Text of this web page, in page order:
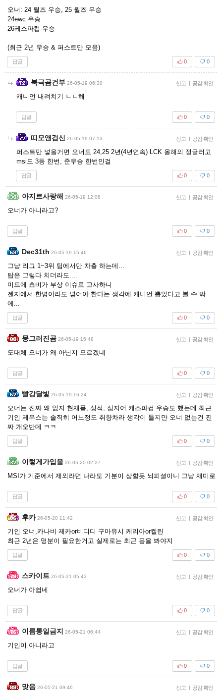
오너: 24 월즈 우승, 25 월즈 우승
24ewc 우승
26케스파컵 우승
(최근 2년 우승 & 퍼스트만 모음)
답글 0
0
북극곰건부 26-05-19 06:30 신고 | 공감 확인
캐니언 내려치기 ㄴㄴ해
답글 0
0
띠모앤검신 26-05-19 07:13 신고 | 공감 확인
퍼스트만 넣을거면 오너도 24,25 2년(4년연속) LCK 올해의 정글러고
msi도 3등 한번, 준우승 한번인걸
답글 0
0
아지르사랑해 26-05-19 12:08 신고 | 공감 확인
오너가 아니라고?
답글 0
0
Dec31th 26-05-19 15:46 신고 | 공감 확인
그냥 리그 1~3위 팀에서만 차출 하는데...
탑은 그렇다 치더라도....
미드에 쵸비가 부상 이슈로 고사하니
젠지에서 한명이라도 넣어야 한다는 생각에 캐니언 뽑았다고 볼 수 밖
에...
답글 0
0
뭉그러진곰 26-05-19 15:48 신고 | 공감 확인
도대체 오너가 왜 아닌지 모르겠네
답글 0
0
빨강달빛 26-05-19 16:24 신고 | 공감 확인
오너는 진짜 왜 없지 현재폼, 성적, 심지어 케스파컵 우승도 했는데 최근
기인 제우스는 솔직히 어느정도 취향차라 생각이 들지만 오너 없는건 진
짜 개오반데 ㅋㅋ
답글 0
0
이렇게가입을 26-05-20 02:27 신고 | 공감 확인
MSI가 기준에서 제외라면 나라도 기분이 상할듯 뇌피셜이니 그냥 재미로
답글 0
0
후카 26-05-20 11:42 신고 | 공감 확인
기인 오너,카나비 제카or비디디 구마유시 케리아or켈린
최근 2년은 명분이 필요한거고 실제로는 최근 폼을 봐야지
답글 0
0
스카이트 26-05-21 05:43 신고 | 공감 확인
오너가 아쉽네
답글 0
0
이름통일금지 26-05-21 06:44 신고 | 공감 확인
기인이 아니라고
답글 0
0
맞음 26-05-21 09:46 신고 | 공감 확인